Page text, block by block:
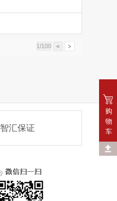
1/100 < >
智汇保证
购
物
车